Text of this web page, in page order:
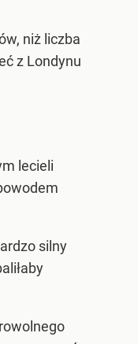
niż liczba
z Londynu
lecieli
silny